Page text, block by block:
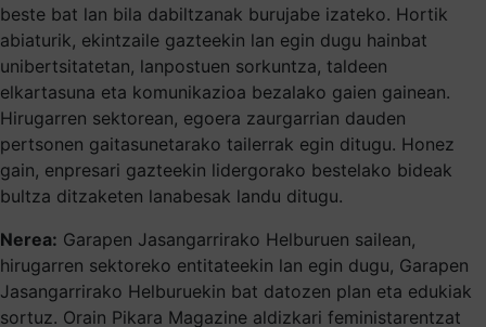
beste bat lan bila dabiltzanak burujabe izateko. Hortik
abiaturik, ekintzaile gazteekin lan egin dugu hainbat
unibertsitatetan, lanpostuen sorkuntza, taldeen
elkartasuna eta komunikazioa bezalako gaien gainean.
Hirugarren sektorean, egoera zaurgarrian dauden
pertsonen gaitasunetarako tailerrak egin ditugu. Honez
gain, enpresari gazteekin lidergorako bestelako bideak
bultza ditzaketen lanabesak landu ditugu.
Nerea: Garapen Jasangarrirako Helburuen sailean,
hirugarren sektoreko entitateekin lan egin dugu, Garapen
Jasangarrirako Helburuekin bat datozen plan eta edukiak
sortuz. Orain Pikara Magazine aldizkari feministarentzat